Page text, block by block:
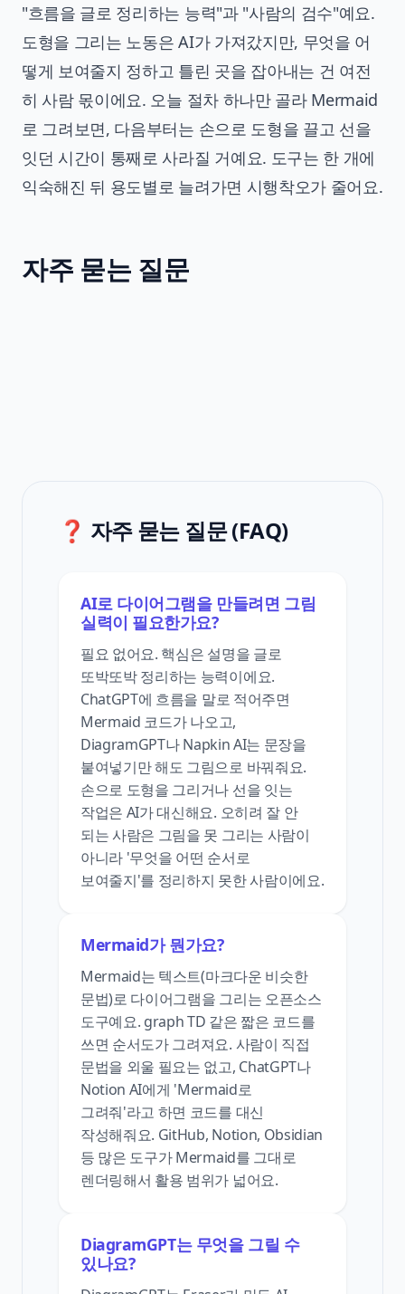
"흐름을 글로 정리하는 능력"과 "사람의 검수"예요.
도형을 그리는 노동은 AI가 가져갔지만, 무엇을 어
떻게 보여줄지 정하고 틀린 곳을 잡아내는 건 여전
히 사람 몫이에요. 오늘 절차 하나만 골라 Mermaid
로 그려보면, 다음부터는 손으로 도형을 끌고 선을
잇던 시간이 통째로 사라질 거예요. 도구는 한 개에
익숙해진 뒤 용도별로 늘려가면 시행착오가 줄어요.
자주 묻는 질문
❓ 자주 묻는 질문 (FAQ)
AI로 다이어그램을 만들려면 그림
실력이 필요한가요?
필요 없어요. 핵심은 설명을 글로
또박또박 정리하는 능력이에요.
ChatGPT에 흐름을 말로 적어주면
Mermaid 코드가 나오고,
DiagramGPT나 Napkin AI는 문장을
붙여넣기만 해도 그림으로 바꿔줘요.
손으로 도형을 그리거나 선을 잇는
작업은 AI가 대신해요. 오히려 잘 안
되는 사람은 그림을 못 그리는 사람이
아니라 '무엇을 어떤 순서로
보여줄지'를 정리하지 못한 사람이에요.
Mermaid가 뭔가요?
Mermaid는 텍스트(마크다운 비슷한
문법)로 다이어그램을 그리는 오픈소스
도구예요. graph TD 같은 짧은 코드를
쓰면 순서도가 그려져요. 사람이 직접
문법을 외울 필요는 없고, ChatGPT나
Notion AI에게 'Mermaid로
그려줘'라고 하면 코드를 대신
작성해줘요. GitHub, Notion, Obsidian
등 많은 도구가 Mermaid를 그대로
렌더링해서 활용 범위가 넓어요.
DiagramGPT는 무엇을 그릴 수
있나요?